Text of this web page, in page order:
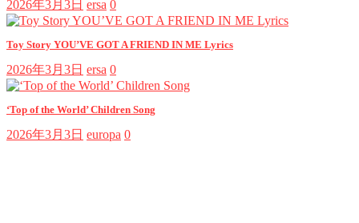
2026年3月3日 ersa 0
Toy Story YOU’VE GOT A FRIEND IN ME Lyrics
2026年3月3日 ersa 0
‘Top of the World’ Children Song
2026年3月3日 europa 0